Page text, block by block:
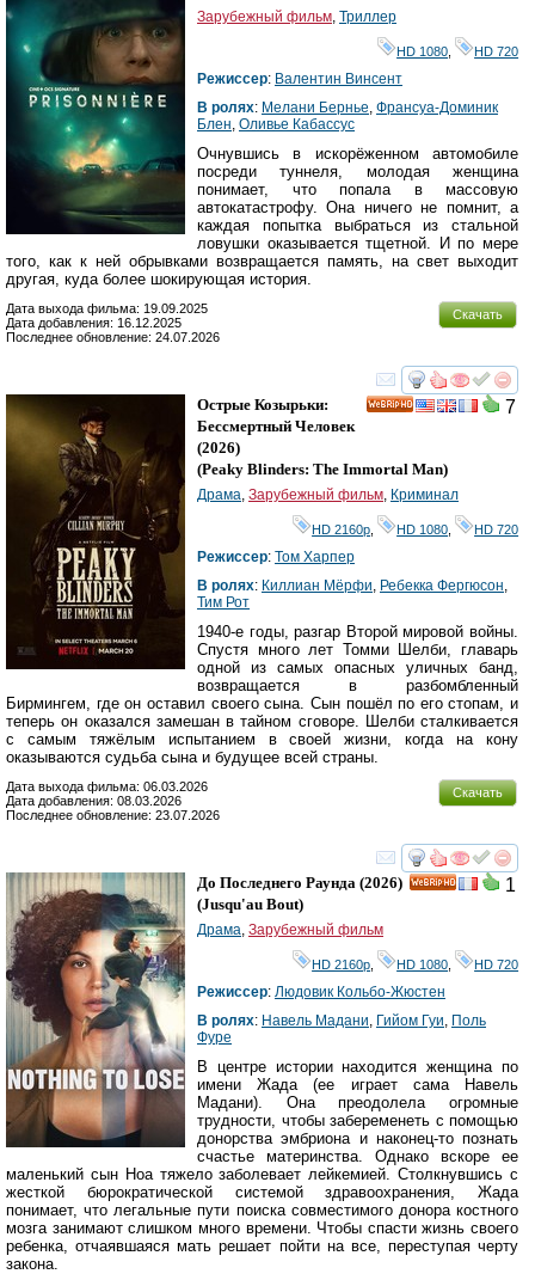
Зарубежный фильм, Триллер
HD 1080 HD 720
Режиссер: Валентин Винсент
В ролях: Мелани Бернье, Франсуа-Доминик
Блен, Оливье Кабассус
Очнувшись в искорёженном автомобиле
посреди туннеля, молодая женщина
понимает, что попала в массовую
автокатастрофу. Она ничего не помнит, а
каждая попытка выбраться из стальной
ловушки оказывается тщетной. И по мере
того, как к ней обрывками возвращается память, на свет выходит
другая, куда более шокирующая история.
Скачать
Дата выхода фильма: 19.09.2025
Дата добавления: 16.12.2025
Последнее обновление: 24.07.2026
смотреть
7
Острые Козырьки:
Бессмертный Человек
(2026)
(Peaky Blinders: The Immortal Man)
Драма, Зарубежный фильм, Криминал
HD 2160р HD 1080 HD 720
Режиссер: Том Харпер
В ролях: Киллиан Мёрфи, Ребекка Фергюсон,
Тим Рот
1940-е годы, разгар Второй мировой войны.
Спустя много лет Томми Шелби, главарь
одной из самых опасных уличных банд,
возвращается в разбомбленный
Бирмингем, где он оставил своего сына. Сын пошёл по его стопам, и
теперь он оказался замешан в тайном сговоре. Шелби сталкивается
с самым тяжёлым испытанием в своей жизни, когда на кону
оказываются судьба сына и будущее всей страны.
Скачать
Дата выхода фильма: 06.03.2026
Дата добавления: 08.03.2026
Последнее обновление: 23.07.2026
смотреть
1
До Последнего Раунда (2026)
(Jusqu'au Bout)
Драма, Зарубежный фильм
HD 2160р HD 1080 HD 720
Режиссер: Людовик Кольбо-Жюстен
В ролях: Навель Мадани, Гийом Гуи, Поль
Фуре
В центре истории находится женщина по
имени Жада (ее играет сама Навель
Мадани). Она преодолела огромные
трудности, чтобы забеременеть с помощью
донорства эмбриона и наконец-то познать
счастье материнства. Однако вскоре ее
маленький сын Ноа тяжело заболевает лейкемией. Столкнувшись с
жесткой бюрократической системой здравоохранения, Жада
понимает, что легальные пути поиска совместимого донора костного
мозга занимают слишком много времени. Чтобы спасти жизнь своего
ребенка, отчаявшаяся мать решает пойти на все, переступая черту
закона.